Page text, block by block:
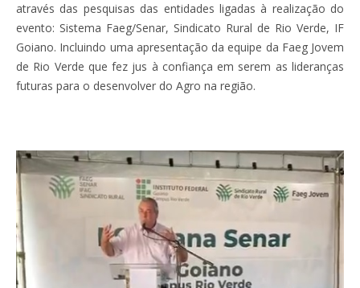
através das pesquisas das entidades ligadas à realização do
evento: Sistema Faeg/Senar, Sindicato Rural de Rio Verde, IF
Goiano. Incluindo uma apresentação da equipe da Faeg Jovem
de Rio Verde que fez jus à confiança em serem as lideranças
futuras para o desenvolver do Agro na região.